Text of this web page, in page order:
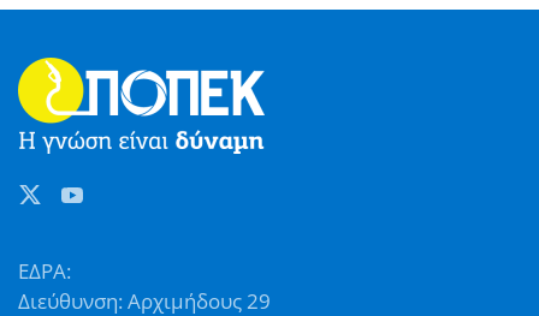
ΕΔΡΑ:
Διεύθυνση: Αρχιμήδους 29